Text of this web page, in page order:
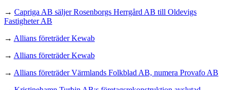
→ Capriga AB säljer Rosenborgs Herrgård AB till Oldevigs
Fastigheter AB
→ Allians företräder Kewab
→ Allians företräder Kewab
→ Allians företräder Värmlands Folkblad AB, numera Provafo AB